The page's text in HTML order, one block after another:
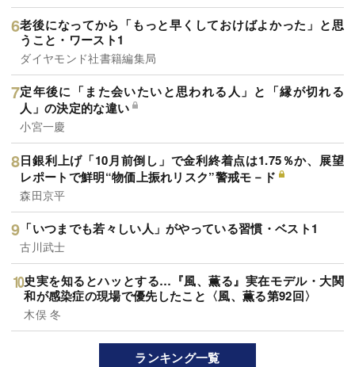
老後になってから「もっと早くしておけばよかった」と思
うこと・ワースト1
ダイヤモンド社書籍編集局
定年後に「また会いたいと思われる人」と「縁が切れる
人」の決定的な違い
小宮一慶
日銀利上げ「10月前倒し」で金利終着点は1.75％か、展望
レポートで鮮明“物価上振れリスク”警戒モ－ド
森田京平
「いつまでも若々しい人」がやっている習慣・ベスト1
古川武士
史実を知るとハッとする…『風、薫る』実在モデル・大関
和が感染症の現場で優先したこと〈風、薫る第92回〉
木俣 冬
ランキング一覧